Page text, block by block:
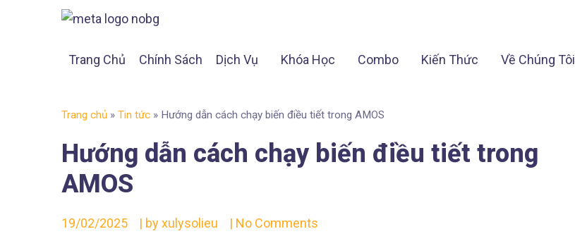
Trang Chủ Chính Sách Dịch Vụ Khóa Học Combo Kiến Thức Về Chúng Tôi
Trang chủ » Tin tức » Hướng dẫn cách chạy biến điều tiết trong AMOS
Hướng dẫn cách chạy biến điều tiết trong
AMOS
19/02/2025 | byxulysolieu | No Comments